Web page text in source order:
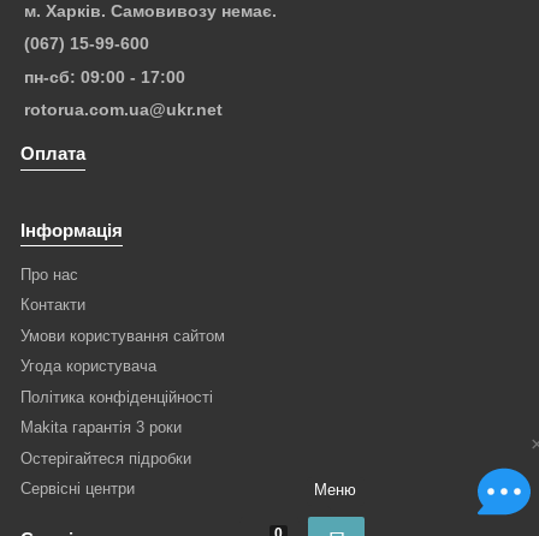
м. Харків. Самовивозу немає.
(067) 15-99-600
пн-сб: 09:00 - 17:00
rotorua.com.ua@ukr.net
Оплата
Інформація
Про нас
Контакти
Умови користування сайтом
Угода користувача
Політика конфіденційності
Makita гарантія 3 роки
Остерігайтеся підробки
Сервісні центри
Меню